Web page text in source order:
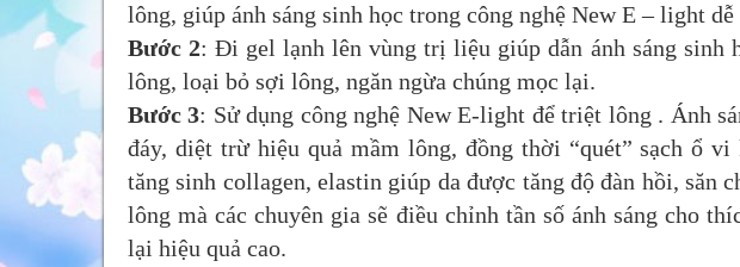
lông, giúp ánh sáng sinh học trong công nghệ New E – light
Bước 2: Đi gel lạnh lên vùng trị liệu giúp dẫn ánh sáng sinh
lông, loại bỏ sợi lông, ngăn ngừa chúng mọc lại.
Bước 3: Sử dụng công nghệ New E-light để triệt lông . Ánh
đáy, diệt trừ hiệu quả mầm lông, đồng thời “quét” sạch ổ
tăng sinh collagen, elastin giúp da được tăng độ đàn hồi, săn
lông mà các chuyên gia sẽ điều chỉnh tần số ánh sáng cho
lại hiệu quả cao.